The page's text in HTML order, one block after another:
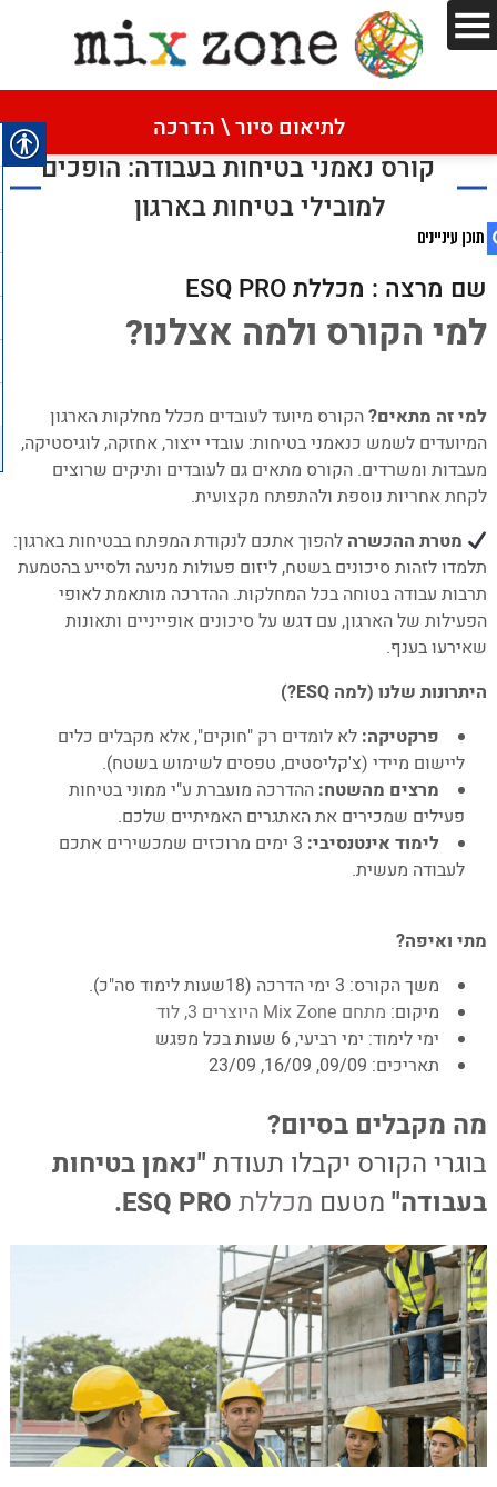
1. קורס נאמני בטיחות בעבודה: הופכים למובילי
בטיחות בארגון
3. מה מקבלים בסיום? בוגרי הקורס יקבלו
תעודת "נאמן בטיחות בעבודה" מטעם
מכללת ESQ PRO.
4. מדיניות הפרטיות
לתיאום סיור \ הדרכה
דף הבית»קורס נאמני בטיחות בעבודה: הופכים למובילי
בטיחות בארגון
קורס נאמני בטיחות בעבודה: הופכים
למובילי בטיחות בארגון
שם מרצה : מכללת ESQ PRO
למי הקורס ולמה אצלנו?
למי זה מתאים?הקורס מיועד לעובדים מכלל מחלקות הארגון
המיועדים לשמש כנאמני בטיחות: עובדי ייצור, אחזקה, לוגיסטיקה,
מעבדות ומשרדים. הקורס מתאים גם לעובדים ותיקים שרוצים
לקחת אחריות נוספת ולהתפתח מקצועית.
מטרת ההכשרהלהפוך אתכם לנקודת המפתח בבטיחות בארגון:
תלמדו לזהות סיכונים בשטח, ליזום פעולות מניעה ולסייע בהטמעת
תרבות עבודה בטוחה בכל המחלקות. ההדרכה מותאמת לאופי
הפעילות של הארגון, עם דגש על סיכונים אופייניים ותאונות
שאירעו בענף.
היתרונות שלנו (למה ESQ?)
פרקטיקה: לא לומדים רק "חוקים", אלא מקבלים כלים
ליישום מיידי (צ'קליסטים, טפסים לשימוש בשטח).
מרצים מהשטח: ההדרכה מועברת ע"י ממוני בטיחות
פעילים שמכירים את האתגרים האמיתיים שלכם.
לימוד אינטנסיבי:
3 ימים מרוכזים שמכשירים אתכם
לעבודה מעשית.
מתי ואיפה?
משך הקורס: 3 ימי הדרכה (18שעות לימוד סה"כ).
מיקום: מתחם Mix Zone היוצרים 3, לוד
ימי לימוד: ימי רביעי, 6 שעות בכל מפגש
תאריכים: 09/09, 16/09, 23/09
מה מקבלים בסיום?
בוגרי הקורס יקבלו תעודת "נאמן בטיחות
בעבודה"מטעם מכללת ESQ PRO.